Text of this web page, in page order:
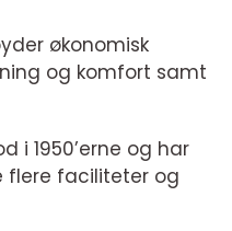
økonomisk
og komfort samt
i 1950’erne og har
flere faciliteter og